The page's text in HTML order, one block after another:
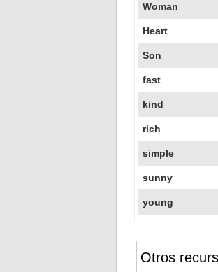
Woman
Heart
Son
fast
kind
rich
simple
sunny
young
Otros